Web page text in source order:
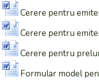
Cerere pentru
Cerere pentru
Cerere pentru
Formular model